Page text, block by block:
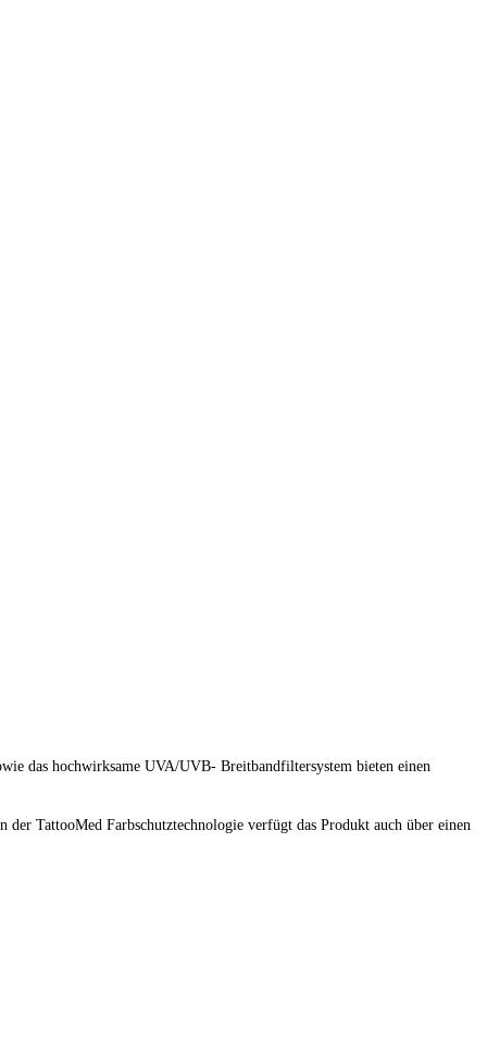
das hochwirksame UVA/UVB- Breitbandfiltersystem bieten einen
TattooMed Farbschutztechnologie verfügt das Produkt auch über einen